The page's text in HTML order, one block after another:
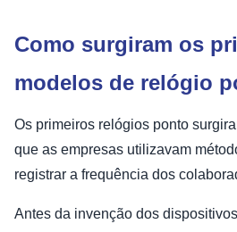
Como surgiram os
modelos de relógio
Os primeiros relógios ponto
que as empresas utilizavam
registrar a frequência dos
Antes da invenção dos